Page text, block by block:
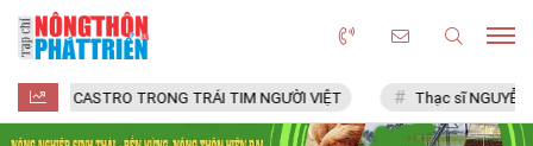
TRONG TRÁI TIM NGƯỜI VIỆT Thạc sĩ NGUYỄN VĂN CHÍ